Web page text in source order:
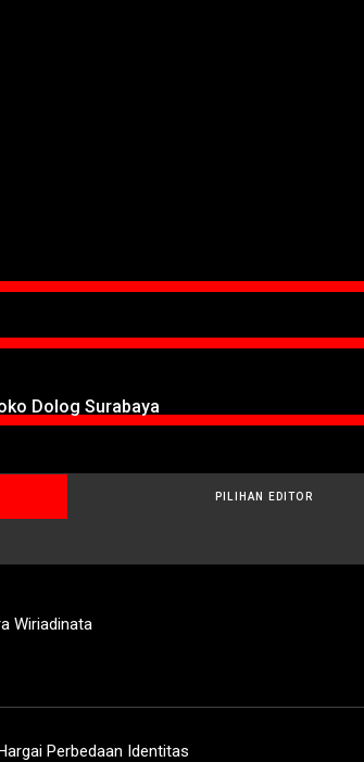
Dolog Surabaya
PILIHAN EDITOR
Wiriadinata
Perbedaan Identitas